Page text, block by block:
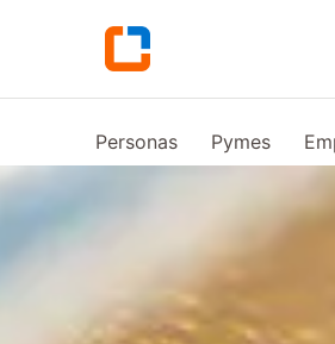
Personas Pymes